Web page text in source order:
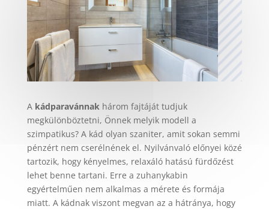
Akádparavánnak három fajtáját tudjuk
megkülönböztetni, Önnek melyik modell a
szimpatikus? A kád olyan szaniter, amit sokan semmi
pénzért nem cserélnének el. Nyilvánvaló előnyei közé
tartozik, hogy kényelmes, relaxáló hatású fürdőzést
lehet benne tartani. Erre a zuhanykabin
egyértelműen nem alkalmas a mérete és formája
miatt. A kádnak viszont megvan az a hátránya, hogy